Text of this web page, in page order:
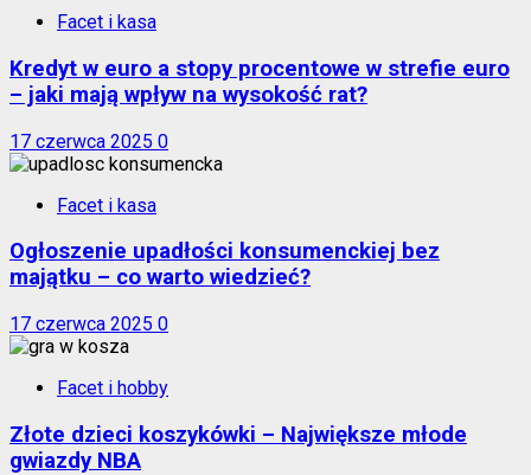
Facet i kasa
Kredyt w euro a stopy procentowe w strefie euro
– jaki mają wpływ na wysokość rat?
17 czerwca 2025 0
Facet i kasa
Ogłoszenie upadłości konsumenckiej bez
majątku – co warto wiedzieć?
17 czerwca 2025 0
Facet i hobby
Złote dzieci koszykówki – Największe młode
gwiazdy NBA